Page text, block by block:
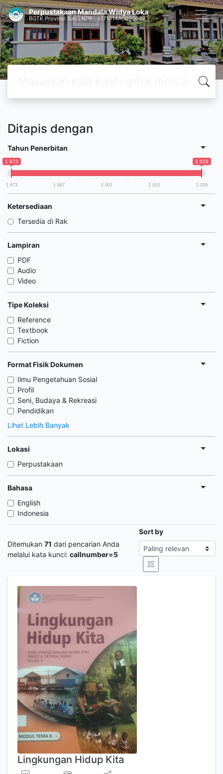
Perpustakaan Mandala Widya Loka
BGTK Provinsi Bali | NPP : 5171014A0000002
Ditapis dengan
Tahun Penerbitan
1 973 2 029
1 973 1 987 2 001 2 015 2 029
Ketersediaan
Tersedia di Rak
Lampiran
PDF
Audio
Video
Tipe Koleksi
Reference
Textbook
Fiction
Format Fisik Dokumen
Ilmu Pengetahuan Sosial
Profil
Seni, Budaya & Rekreasi
Pendidikan
Lihat Lebih Banyak
Lokasi
Perpustakaan
Bahasa
English
Indonesia
Ditemukan 71 dari pencarian Anda
melalui kata kunci: callnumber=5
Sort by
Lingkungan Hidup Kita